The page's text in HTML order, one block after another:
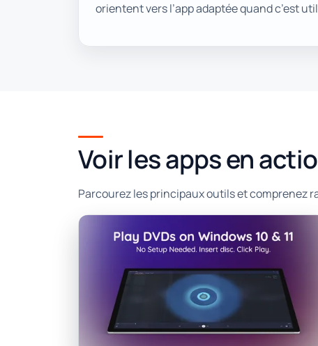
orientent vers l’app adaptée quand c’est
Voir les apps en
Parcourez les principaux outils et comprenez